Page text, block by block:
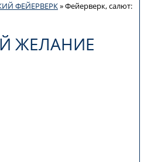
ФЕЙЕРВЕРК»Фейерверк, салют:
ЖЕЛАНИЕ